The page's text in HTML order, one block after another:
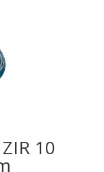
10